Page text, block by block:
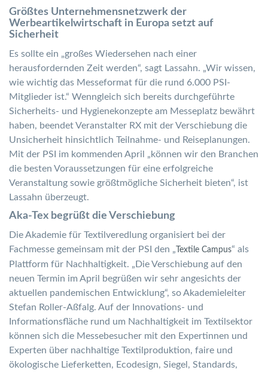
Größtes Unternehmensnetzwerk der
Werbeartikelwirtschaft in Europa setzt auf
Sicherheit
Es sollte ein „großes Wiedersehen nach einer
herausfordernden Zeit werden“, sagt Lassahn. „Wir wissen,
wie wichtig das Messeformat für die rund 6.000 PSI-
Mitglieder ist.“ Wenngleich sich bereits durchgeführte
Sicherheits- und Hygienekonzepte am Messeplatz bewährt
haben, beendet Veranstalter RX mit der Verschiebung die
Unsicherheit hinsichtlich Teilnahme- und Reiseplanungen.
Mit der PSI im kommenden April „können wir den Branchen
die besten Voraussetzungen für eine erfolgreiche
Veranstaltung sowie größtmögliche Sicherheit bieten“, ist
Lassahn überzeugt.
Aka-Tex begrüßt die Verschiebung
Die Akademie für Textilveredlung organisiert bei der
Fachmesse gemeinsam mit der PSI den „ Textile Campus“ als
Plattform für Nachhaltigkeit. „Die Verschiebung auf den
neuen Termin im April begrüßen wir sehr angesichts der
aktuellen pandemischen Entwicklung“, so Akademieleiter
Stefan Roller-Aßfalg. Auf der Innovations- und
Informationsfläche rund um Nachhaltigkeit im Textilsektor
können sich die Messebesucher mit den Expertinnen und
Experten über nachhaltige Textilproduktion, faire und
ökologische Lieferketten, Ecodesign, Siegel, Standards,